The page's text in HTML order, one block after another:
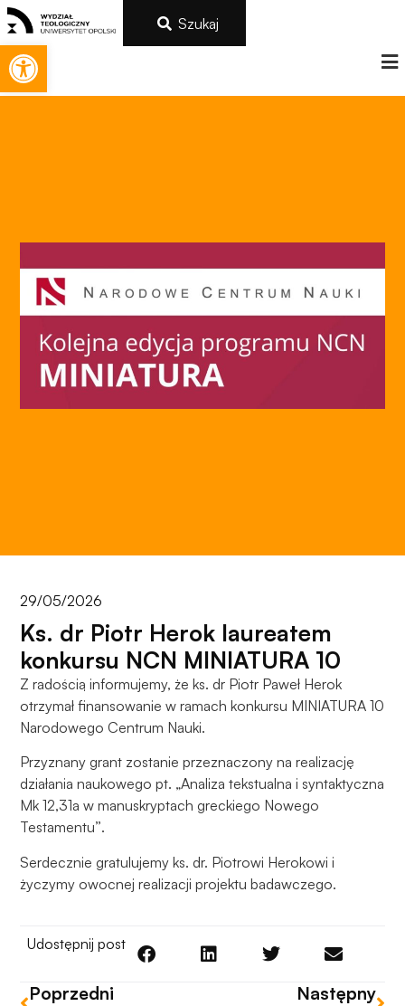
Otwórz pasek narzędzi
Szukaj
29/05/2026
Ks. dr Piotr Herok laureatem
konkursu NCN MINIATURA 10
Z radością informujemy, że ks. dr Piotr Paweł Herok
otrzymał finansowanie w ramach konkursu MINIATURA 10
Narodowego Centrum Nauki.
Przyznany grant zostanie przeznaczony na realizację
działania naukowego pt. „Analiza tekstualna i syntaktyczna
Mk 12,31a w manuskryptach greckiego Nowego
Testamentu”.
Serdecznie gratulujemy ks. dr. Piotrowi Herokowi i
życzymy owocnej realizacji projektu badawczego.
Udostępnij post
Poprzedni Następny
nie są
do
Abyśmy mogli
strony
internetowej,
na podstawie
tego, jak
strona jest
Doświadczenie
Aby nasza
internetowa
działała jak
przejścia na nią.
te pliki cookie,